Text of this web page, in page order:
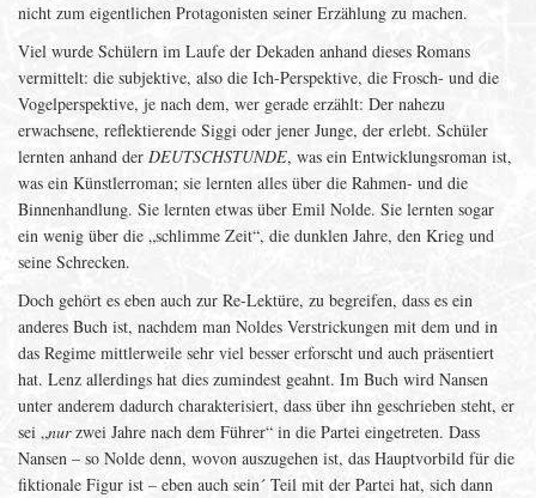
nicht zum eigentlichen Protagonisten seiner Erzählung zu machen.
Viel wurde Schülern im Laufe der Dekaden anhand dieses Romans
vermittelt: die subjektive, also die Ich-Perspektive, die Frosch- und die
Vogelperspektive, je nach dem, wer gerade erzählt: Der nahezu
erwachsene, reflektierende Siggi oder jener Junge, der erlebt. Schüler
lernten anhand der DEUTSCHSTUNDE, was ein Entwicklungsroman ist,
was ein Künstlerroman; sie lernten alles über die Rahmen- und die
Binnenhandlung. Sie lernten etwas über Emil Nolde. Sie lernten sogar
ein wenig über die „schlimme Zeit“, die dunklen Jahre, den Krieg und
seine Schrecken.
Doch gehört es eben auch zur Re-Lektüre, zu begreifen, dass es ein
anderes Buch ist, nachdem man Noldes Verstrickungen mit dem und in
das Regime mittlerweile sehr viel besser erforscht und auch präsentiert
hat. Lenz allerdings hat dies zumindest geahnt. Im Buch wird Nansen
unter anderem dadurch charakterisiert, dass über ihn geschrieben steht, er
sei „nurzwei Jahre nach dem Führer“ in die Partei eingetreten. Dass
Nansen – so Nolde denn, wovon auszugehen ist, das Hauptvorbild für die
fiktionale Figur ist – eben auch sein´ Teil mit der Partei hat, sich dann